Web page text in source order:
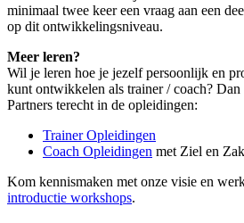
minimaal twee keer een vraag aan een
op dit ontwikkelingsniveau.
Meer leren?
Wil je leren hoe je jezelf persoonlijk en
kunt ontwikkelen als trainer / coach?
Partners terecht in de opleidingen:
Trainer Opleidingen
Coach Opleidingen met Ziel en
Kom kennismaken met onze visie en
introductie workshops.